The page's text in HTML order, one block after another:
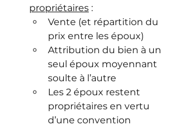
propriétaires :
Vente (et répartition du
prix entre les époux)
Attribution du bien à un
seul époux moyennant
soulte à l’autre
Les 2 époux restent
propriétaires en vertu
d’une convention